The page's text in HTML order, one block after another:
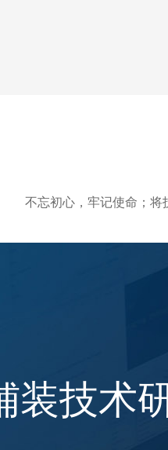
不忘初心，牢记使命；将
装技术